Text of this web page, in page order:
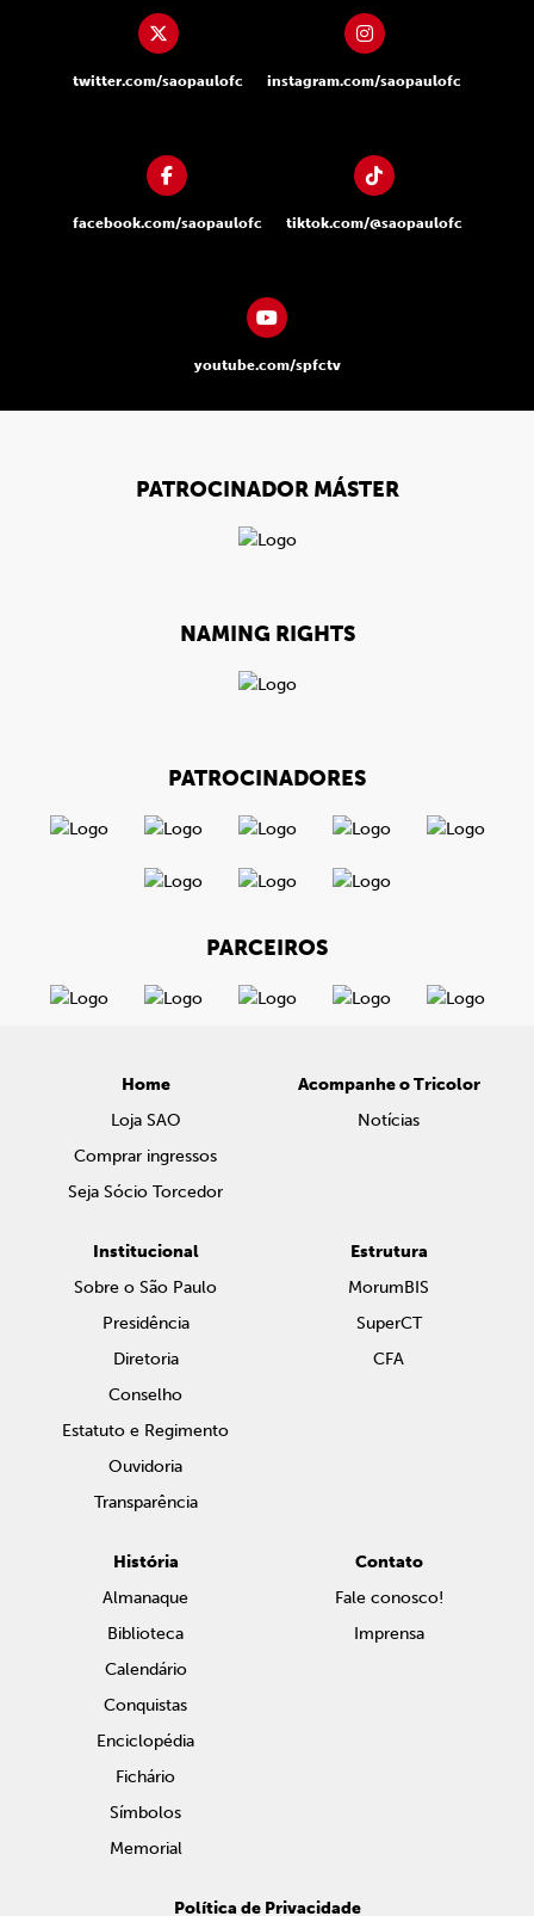
twitter.com/saopaulofc instagram.com/saopaulofc
facebook.com/saopaulofc tiktok.com/@saopaulofc
youtube.com/spfctv
PATROCINADOR MÁSTER
NAMING RIGHTS
PATROCINADORES
PARCEIROS
Home
Loja SAO
Comprar ingressos
Seja Sócio Torcedor
Acompanhe o Tricolor
Notícias
Institucional
Sobre o São Paulo
Presidência
Diretoria
Conselho
Estatuto e Regimento
Ouvidoria
Transparência
Estrutura
MorumBIS
SuperCT
CFA
História
Almanaque
Biblioteca
Calendário
Conquistas
Enciclopédia
Fichário
Símbolos
Memorial
Contato
Fale conosco!
Imprensa
Política de Privacidade